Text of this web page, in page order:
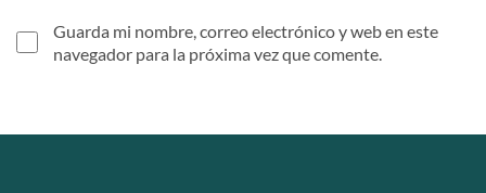
Guarda mi nombre, correo electrónico y web en este
navegador para la próxima vez que comente.